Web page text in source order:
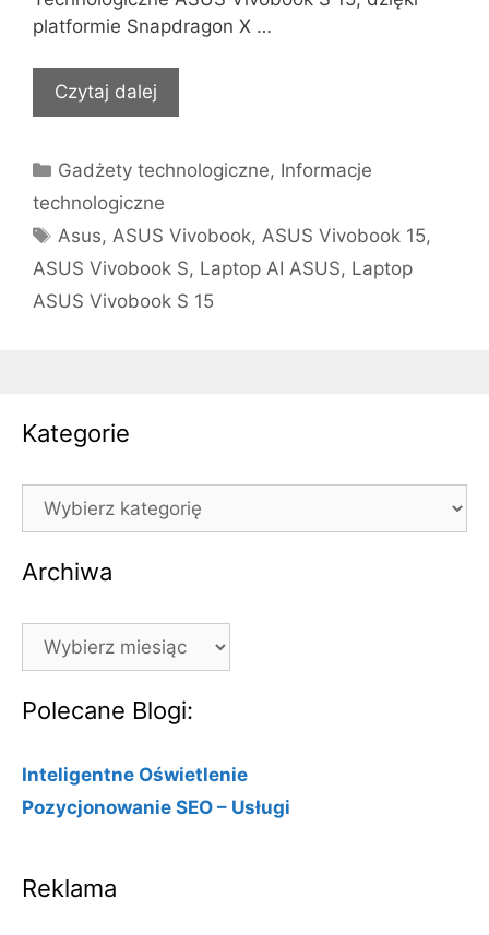
platformie Snapdragon X …
Czytaj dalej
Kategorie
Gadżety technologiczne, Informacje
technologiczne
Tagi
Asus,ASUS Vivobook,ASUS Vivobook 15,
ASUS Vivobook S, Laptop AI ASUS, Laptop
ASUS Vivobook S 15
Kategorie
Kategorie
Archiwa
Archiwa
Polecane Blogi:
Inteligentne Oświetlenie
Pozycjonowanie SEO – Usługi
Reklama